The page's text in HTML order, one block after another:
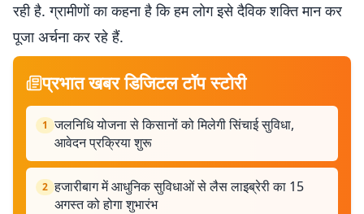
रही है. ग्रामीणों का कहना है कि हम लोग इसे दैविक शक्ति मान कर
पूजा अर्चना कर रहे हैं.
प्रभात खबर डिजिटल टॉप स्टोरी
1 जलनिधि योजना से किसानों को मिलेगी सिंचाई सुविधा,
आवेदन प्रक्रिया शुरू
2 हजारीबाग में आधुनिक सुविधाओं से लैस लाइब्रेरी का 15
अगस्त को होगा शुभारंभ